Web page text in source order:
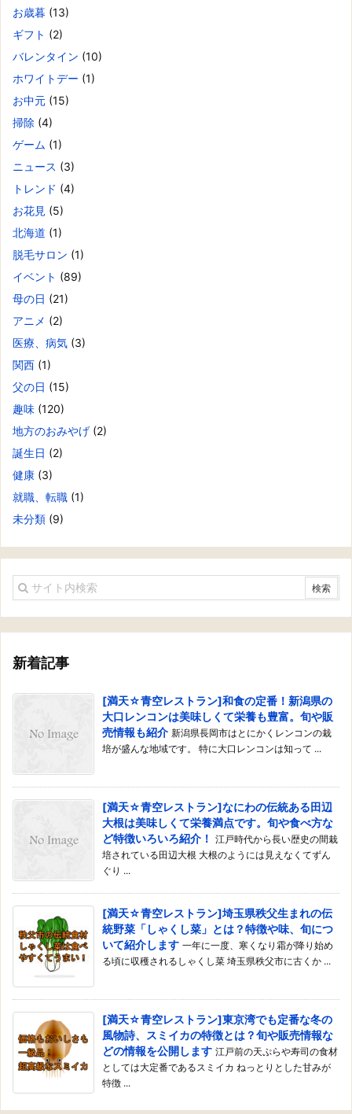
お歳暮 (13)
ギフト (2)
バレンタイン (10)
ホワイトデー (1)
お中元 (15)
掃除 (4)
ゲーム (1)
ニュース (3)
トレンド (4)
お花見 (5)
北海道 (1)
脱毛サロン (1)
イベント (89)
母の日 (21)
アニメ (2)
医療、病気 (3)
関西 (1)
父の日 (15)
趣味 (120)
地方のおみやげ (2)
誕生日 (2)
健康 (3)
就職、転職 (1)
未分類 (9)
新着記事
[満天☆青空レストラン]和食の定番！新潟県の
大口レンコンは美味しくて栄養も豊富。旬や販
売情報も紹介 新潟県長岡市はとにかくレンコンの栽
培が盛んな地域です。 特に大口レンコンは知って ...
[満天☆青空レストラン]なにわの伝統ある田辺
大根は美味しくて栄養満点です。旬や食べ方な
ど特徴いろいろ紹介！ 江戸時代から長い歴史の間栽
培されている田辺大根 大根のようには見えなくてずん
ぐり ...
[満天☆青空レストラン]埼玉県秩父生まれの伝
統野菜「しゃくし菜」とは？特徴や味、旬につ
いて紹介します 一年に一度、寒くなり霜が降り始め
る頃に収穫されるしゃくし菜 埼玉県秩父市に古くか ...
[満天☆青空レストラン]東京湾でも定番な冬の
風物詩、スミイカの特徴とは？旬や販売情報な
どの情報を公開します 江戸前の天ぷらや寿司の食材
としては大定番であるスミイカ ねっとりとした甘みが
特徴 ...